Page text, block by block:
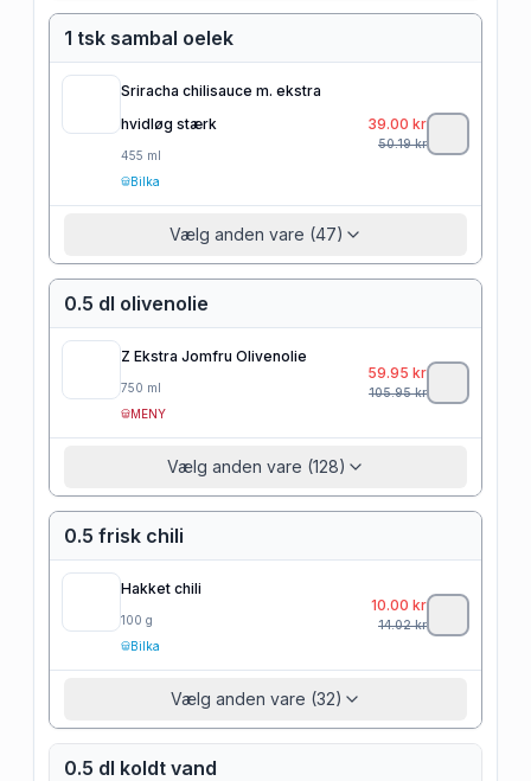
1 tsk sambal oelek
Sriracha chilisauce m. ekstra
hvidløg stærk
455 ml
Bilka
39.00 kr
50.19kr
Vælg anden vare (47)
0.5 dl olivenolie
Z Ekstra Jomfru Olivenolie
750 ml
MENY
59.95 kr
105.95kr
Vælg anden vare (128)
0.5 frisk chili
Hakket chili
100 g
Bilka
10.00 kr
14.02kr
Vælg anden vare (32)
0.5 dl koldt vand